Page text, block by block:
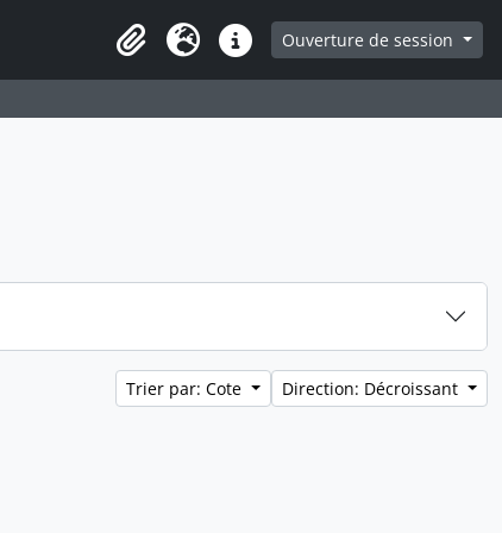
Presse-papier
LangueLiens rapidesOuverture de session
Trier par: Cote Direction: Décroissant